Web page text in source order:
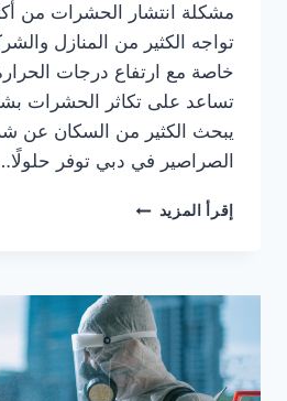
مشكلة انتشار الحشرات من
تواجه الكثير من المنازل
خاصة مع ارتفاع درجات
تساعد على تكاثر الحشرات
يبحث الكثير من السكان عن
الصراصير في دبي توفر
إقرأ المزيد شركة
دبي
0564777188
خصم
35%